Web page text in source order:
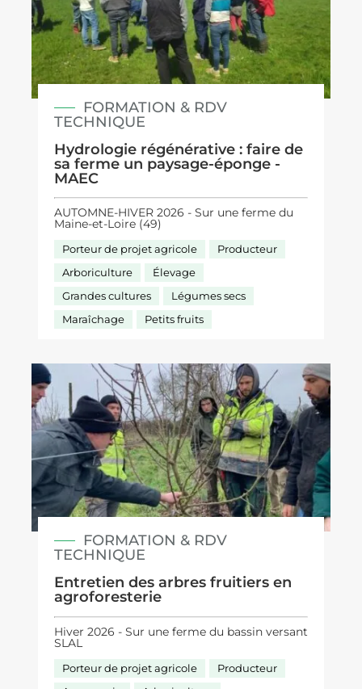
FORMATION & RDV
TECHNIQUE
Hydrologie régénérative : faire de
sa ferme un paysage-éponge -
MAEC
AUTOMNE-HIVER 2026 - Sur une ferme du
Maine-et-Loire (49)
Porteur de projet agricole
Producteur
Arboriculture
Élevage
Grandes cultures
Légumes secs
Maraîchage
Petits fruits
FORMATION & RDV
TECHNIQUE
Entretien des arbres fruitiers en
agroforesterie
Hiver 2026 - Sur une ferme du bassin versant
SLAL
Porteur de projet agricole
Producteur